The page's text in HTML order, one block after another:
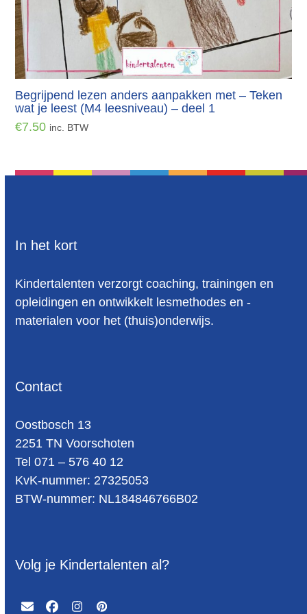
Begrijpend lezen anders aanpakken met – Teken
wat je leest (M4 leesniveau) – deel 1
€7.50 inc. BTW
In het kort
Kindertalenten verzorgt coaching, trainingen en
opleidingen en ontwikkelt lesmethodes en -
materialen voor het (thuis)onderwijs.
Contact
Oost­bosch 13
2251 TN Voorschoten
Tel 071 – 576 40 12
KvK-nummer: 27325053
BTW-num­mer: NL184846766B02
Volg je Kindertalenten al?